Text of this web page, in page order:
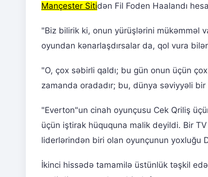
Mançester Sitidən Fil Foden Haalandı
"Biz bilirik ki, onun yürüşlərini mükəmməl
oyundan kənarlaşdırsalar da, qol vura
"O, çox səbirli qaldı; bu gün onun üçün
zamanda oradadır; bu, dünya səviyyəli
"Everton"un cinah oyunçusu Cek Qriliş
üçün iştirak hüququna malik deyildi. Bir
liderlərindən biri olan oyunçunun yoxluğu
İkinci hissədə tamamilə üstünlük təşkil